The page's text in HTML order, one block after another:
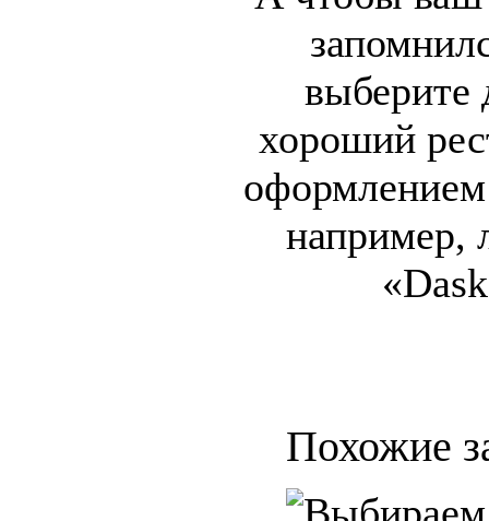
выберите
хороший
например,
Похожие